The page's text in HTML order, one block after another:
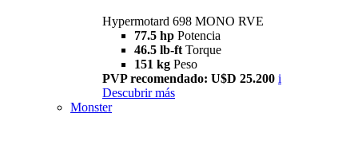
Hypermotard 698 MONO RVE
77.5 hp Potencia
46.5 lb-ft Torque
151 kg Peso
PVP recomendado: U$D 25.200 i
Descubrir más
Monster